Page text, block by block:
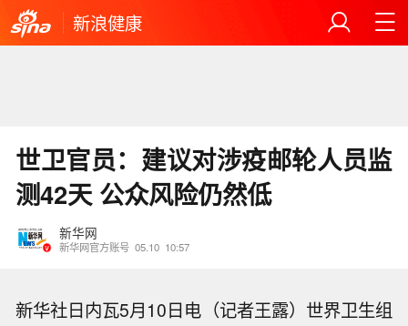
新浪健康
世卫官员：建议对涉疫邮轮人员监
测42天 公众风险仍然低
新华网
新华网官方账号 05.10 10:57
新华社日内瓦5月10日电（记者王露）世界卫生组